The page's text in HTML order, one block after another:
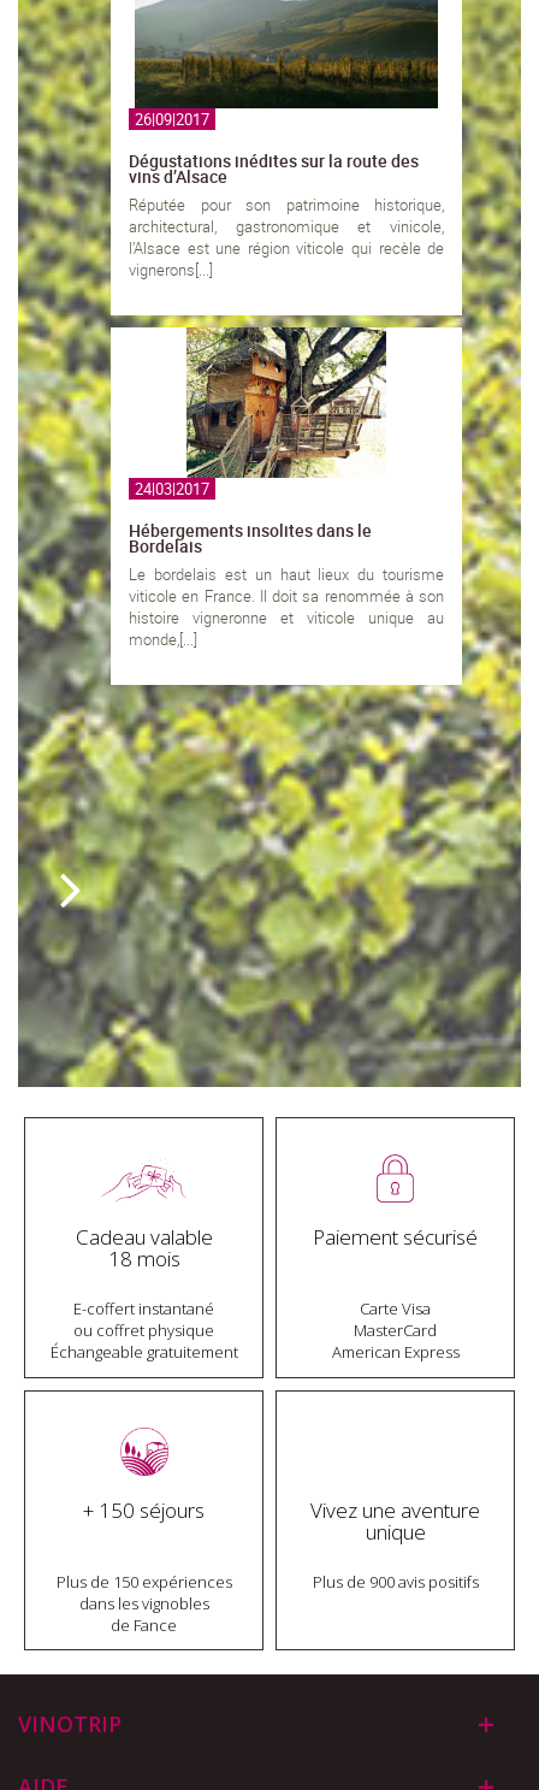
26|09|2017
Dégustations inédites sur la route des
vins d’Alsace
Réputée pour son patrimoine historique,
architectural, gastronomique et vinicole,
l’Alsace est une région viticole qui recèle de
vignerons[...]
24|03|2017
Hébergements insolites dans le
Bordelais
Le bordelais est un haut lieux du tourisme
viticole en France. Il doit sa renommée à son
histoire vigneronne et viticole unique au
monde,[...]
Cadeau valable
18 mois
E-coffert instantané
ou coffret physique
Échangeable gratuitement
Paiement sécurisé
Carte Visa
MasterCard
American Express
+ 150 séjours
Plus de 150 expériences
dans les vignobles
de Fance
Vivez une aventure
unique
Plus de 900 avis positifs
VINOTRIP